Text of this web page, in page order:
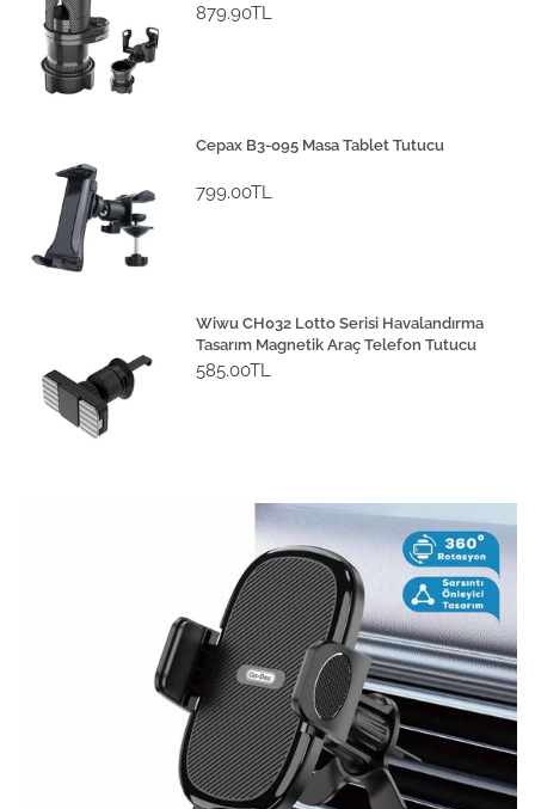
879.90TL
Cepax B3-095 Masa Tablet Tutucu
799.00TL
Wiwu CH032 Lotto Serisi Havalandırma
Tasarım Magnetik Araç Telefon Tutucu
585.00TL